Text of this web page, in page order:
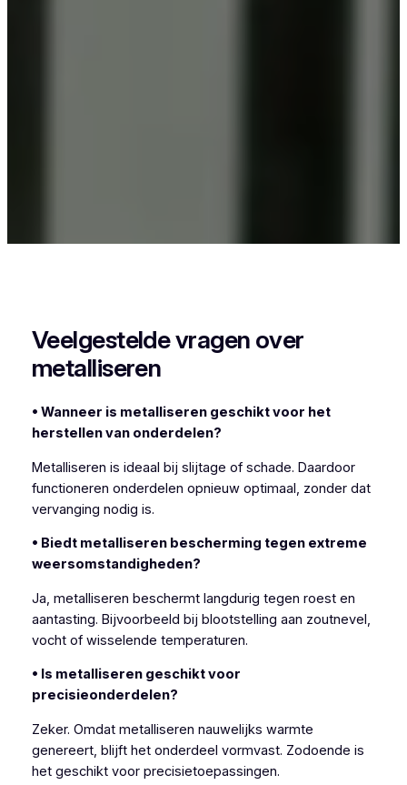
Veelgestelde vragen over
metalliseren
• Wanneer is metalliseren geschikt voor het
herstellen van onderdelen?
Metalliseren is ideaal bij slijtage of schade. Daardoor
functioneren onderdelen opnieuw optimaal, zonder dat
vervanging nodig is.
• Biedt metalliseren bescherming tegen extreme
weersomstandigheden?
Ja, metalliseren beschermt langdurig tegen roest en
aantasting. Bijvoorbeeld bij blootstelling aan zoutnevel,
vocht of wisselende temperaturen.
• Is metalliseren geschikt voor
precisieonderdelen?
Zeker. Omdat metalliseren nauwelijks warmte
genereert, blijft het onderdeel vormvast. Zodoende is
het geschikt voor precisietoepassingen.